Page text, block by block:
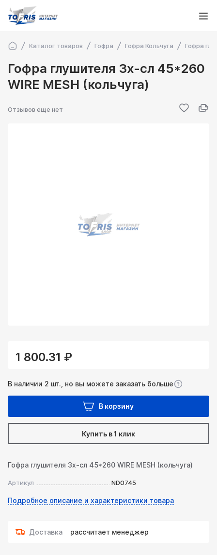
Каталог товаров Гофра Гофра Кольчуга Гофра
Гофра глушителя 3х-сл 45*260
WIRE MESH (кольчуга)
Отзывов еще нет
1 800.31 ₽
В наличии 2 шт., но вы можете заказать больше
В корзину
Купить в 1 клик
Гофра глушителя 3х-сл 45*260 WIRE MESH (кольчуга)
Артикул ND0745
Подробное описание и характеристики товара
Доставка рассчитает менеджер